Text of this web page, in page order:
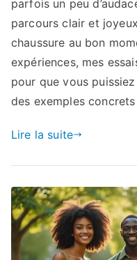
parfois un peu
parcours clair et
chaussure au bon
expériences, mes
pour que vous
des exemples
Lire la suite